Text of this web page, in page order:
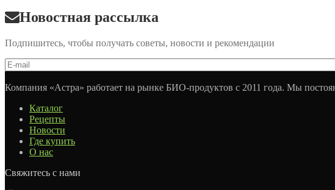
Новостная рассылка
Подпишитесь, чтобы получать советы, новости и рекомендации
Компания «Астра» работает на рынке БИО-продуктов с 2011 года. Мы
Каталог
Рецепты
Новости
Где купить
О нас
Свяжитесь с нами